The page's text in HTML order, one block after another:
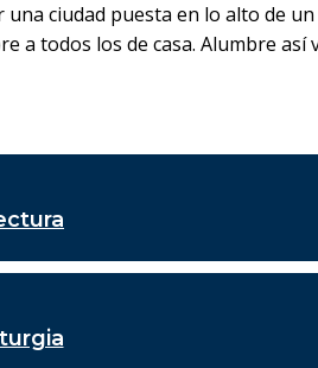
ciudad puesta en lo alto de
a todos los de casa. Alumbre